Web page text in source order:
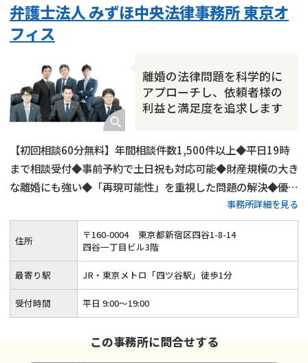
財産分与
内縁の夫婦 熟年離婚
離婚の法律問題を科学的に
アプローチし、依頼者様の
利益と満足度を追求します
弁護士法人 みずほ中央法律事務所 東京オ
フィス
【初回相談60分無料】年間相談件数1,500件以上◆平日19時
まで相談受付◆事前予約で土日祝も対応可能◆財産規模の大き
な離婚にも強い◆「再現可能性」を重視した問題の解決◆優し
事務所詳細を見る
住所 〒160-0004
東京都新宿区四谷1-8-14
四谷一丁目ビル3階
最寄り駅 JR・東京メトロ「四ツ谷駅」徒歩1分
受付時間 平日 9:00～19:00
この事務所に問合せする